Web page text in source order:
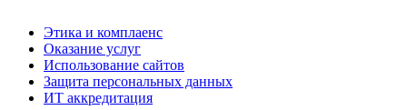
Этика и комплаенс
Оказание услуг
Использование сайтов
Защита персональных данных
ИТ аккредитация